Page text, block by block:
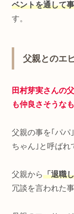
ベントを通して
す。
父親とのエ
田村芽実さんの
も仲良さそうな
父親の事を｢パパ
ちゃん｣と呼ばれ
父親から「退職
冗談を言われた